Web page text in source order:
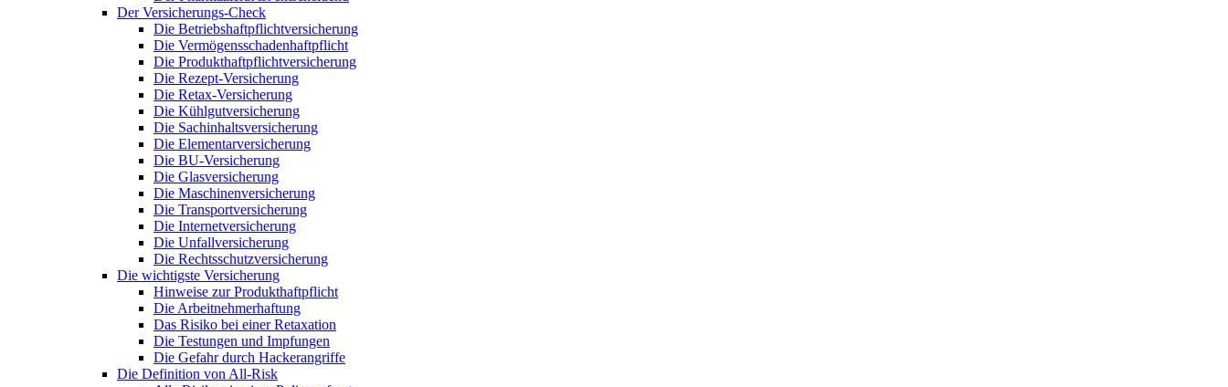
Der Versicherungs-Check
Die Betriebshaftpflichtversicherung
Die Vermögensschadenhaftpflicht
Die Produkthaftpflichtversicherung
Die Rezept-Versicherung
Die Retax-Versicherung
Die Kühlgutversicherung
Die Sachinhaltsversicherung
Die Elementarversicherung
Die BU-Versicherung
Die Glasversicherung
Die Maschinenversicherung
Die Transportversicherung
Die Internetversicherung
Die Unfallversicherung
Die Rechtsschutzversicherung
Die wichtigste Versicherung
Hinweise zur Produkthaftpflicht
Die Arbeitnehmerhaftung
Das Risiko bei einer Retaxation
Die Testungen und Impfungen
Die Gefahr durch Hackerangriffe
Die Definition von All-Risk